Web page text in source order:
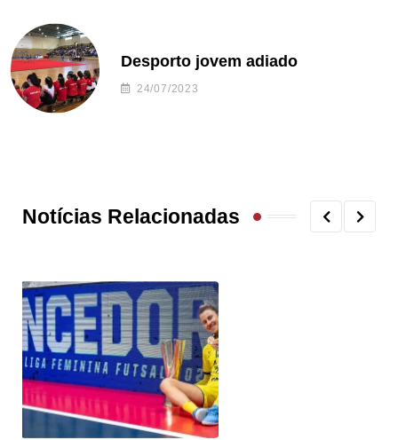
Desporto jovem adiado
24/07/2023
Notícias Relacionadas